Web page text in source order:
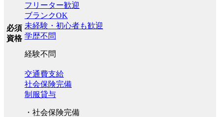
必須
資格
フリーター歓迎
ブランクOK
未経験・初心者も歓迎
学歴不問
経験不問
交通費支給
社会保険完備
制服貸与
・社会保険完備